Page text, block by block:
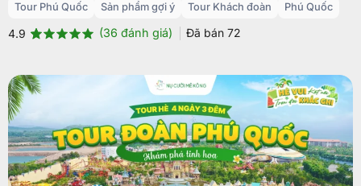
Tour Phú Quốc Sản phẩm gợi ý Tour Khách đoàn Phú Quốc
4.9
đánh giá
(36 đánh giá) Đã bán 72